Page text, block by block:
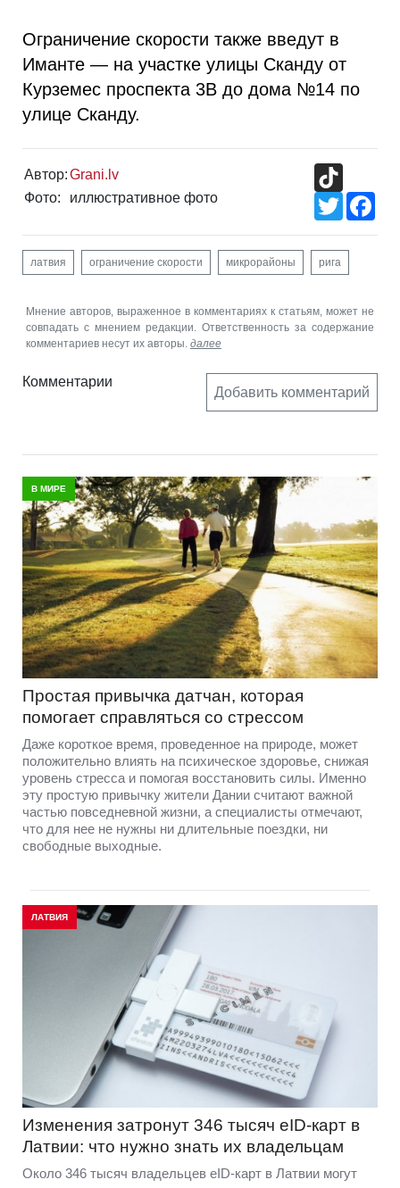
Ограничение скорости также введут в
Иманте — на участке улицы Сканду от
Курземес проспекта 3B до дома №14 по
улице Сканду.
Автор:Grani.lv
Фото:
иллюстративное фото
Twitter
латвия ограничение скорости микрорайоны рига
Мнение авторов, выраженное в комментариях к статьям, может не
совпадать с мнением редакции. Ответственность за содержание
комментариев несут их авторы. далее
Комментарии
Добавить комментарий
В МИРЕ
Простая привычка датчан, которая
помогает справляться со стрессом
Даже короткое время, проведенное на природе, может
положительно влиять на психическое здоровье, снижая
уровень стресса и помогая восстановить силы. Именно
эту простую привычку жители Дании считают важной
частью повседневной жизни, а специалисты отмечают,
что для нее не нужны ни длительные поездки, ни
свободные выходные.
ЛАТВИЯ
Изменения затронут 346 тысяч eID-карт в
Латвии: что нужно знать их владельцам
Около 346 тысяч владельцев eID-карт в Латвии могут